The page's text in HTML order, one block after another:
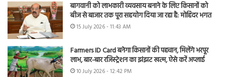
बागवानी को लाभकारी व्यवसाय बनाने के लिए किसानों को
बीज से बाजार तक पूरा सहयोग दिया जा रहा है: मोहिंदर भगत
15 July 2026 - 11:43 AM
Farmers ID Card बनेगा किसानों की पहचान, मिलेंगे भरपूर
लाभ, बार-बार रजिस्ट्रेशन का झंझट खत्म, ऐसे करें अप्लाई
10 July 2026 - 12:42 PM